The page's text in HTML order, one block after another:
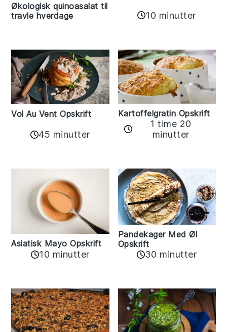
Økologisk quinoasalat til
travle hverdage
10 minutter
Vol Au Vent Opskrift
45 minutter
Kartoffelgratin Opskrift
1 time 20
minutter
Asiatisk Mayo Opskrift
10 minutter
Pandekager Med Øl
Opskrift
30 minutter